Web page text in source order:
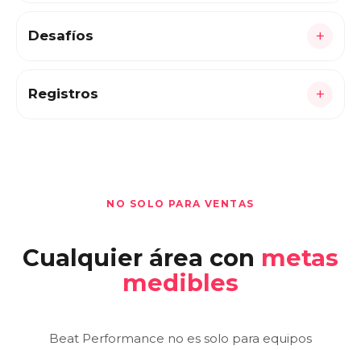
debe hacer.
Desafíos +
orden.
Registros +
NO SOLO PARA VENTAS
Cualquier área con metas
medibles
Beat Performance no es solo para equipos